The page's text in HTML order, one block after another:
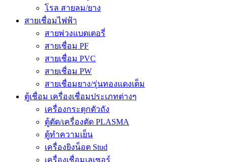
โรล สายลม/ยาง
สายเชื่อมไฟฟ้า
สายพ่วงแบตเตอรี่
สายเชื่อม PF
สายเชื่อม PVC
สายเชื่อม PW
สายเชื่อมยาง/รุ่นทองแดงเต็ม
ตู้เชื่อม เครื่องเชื่อมประเภทต่างๆ
เครื่องกระตุกตัวถัง
ตู้ตัด/เครื่องตัด PLASMA
ตู้ทำความเย็น
เครื่องยิงน็อต Stud
เครื่องเชื่อมเลเซอร์